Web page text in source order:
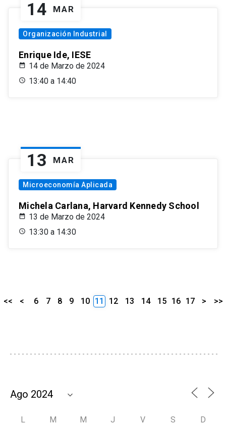
14 MAR
Organización Industrial
Enrique Ide, IESE
14 de Marzo de 2024
13:40 a 14:40
13 MAR
Microeconomía Aplicada
Michela Carlana, Harvard Kennedy School
13 de Marzo de 2024
13:30 a 14:30
<< < 6 7 8 9 10 11 12 13 14 15 16 17 > >>
L M M J V S D